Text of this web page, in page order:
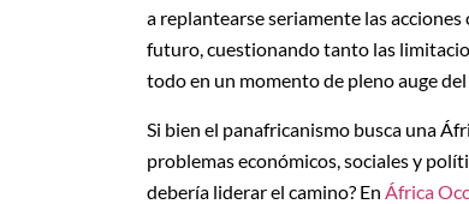
a replantearse seriamente las
futuro, cuestionando tanto las
todo en un momento de pleno auge
Si bien el panafricanismo busca una
problemas económicos, sociales y
debería liderar el camino? En África